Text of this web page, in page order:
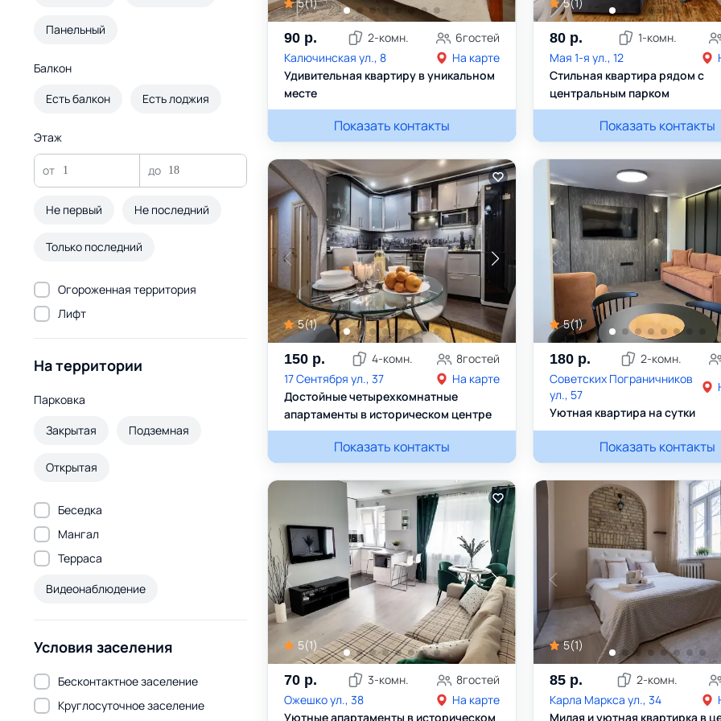
Панельный
Балкон
Есть балкон
Есть лоджия
Этаж
Не первый Не последний
Только последний
Огороженная территория
Лифт
На территории
Парковка
Закрытая
Подземная
Открытая
Беседка
Мангал
Терраса
Видеонаблюдение
Условия заселения
Бесконтактное заселение
Круглосуточное заселение
90 р. 2-комн. 6гостей
Калючинская ул., 8
На карте
Удивительная квартиру в уникальном
месте
Александра+375445352888
Показать контакты
80 р. 1-комн.
Мая 1-я ул., 12
Стильная квартира рядом с
центральным парком
+375333074552
Показать контакты
5(1)
150 р. 4-комн. 8гостей
17 Сентября ул., 37
На карте
Достойные четырехкомнатные
апартаменты в историческом центре
Александра+375445352888
Показать контакты
5(1)
180 р. 2-комн.
Советских Пограничников
ул., 57
Уютная квартира на сутки
+375298898908
Показать контакты
5(1)
70 р. 3-комн. 8гостей
Ожешко ул., 38
На карте
Уютные апартаменты в историческом
5(1)
85 р. 2-комн.
Карла Маркса ул., 34
Милая и уютная квартирка в